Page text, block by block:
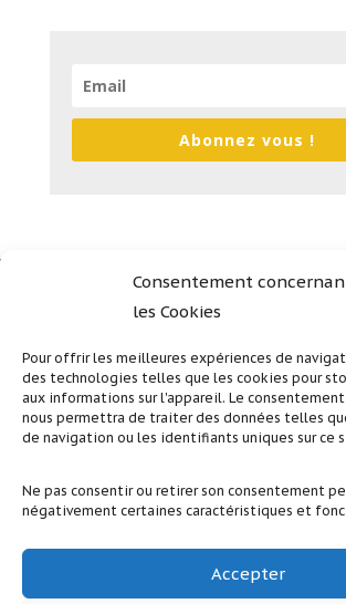
Consentement
les Cookies
Pour offrir les meilleures expériences de
des technologies telles que les cookies pour
aux informations sur l'appareil. Le
nous permettra de traiter des données telles
de navigation ou les identifiants uniques sur ce
Ne pas consentir ou retirer son consentement
négativement certaines caractéristiques et
Accepter
Abonnez vous !
Plan du site
Mentions légales
Politique de confidentialité
Suivez nous sur nos réseaux